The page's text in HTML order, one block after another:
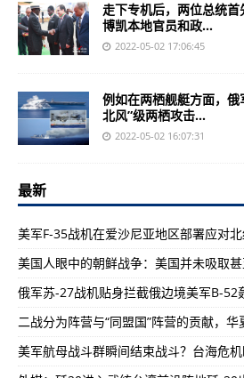
走下专机后，两位总统
博凯本地官员和政...
2022-05-02 17:06:45
例如在两栖舰艇方面，
北风”级两栖攻击...
2022-05-02 16:07:31
最新
美军F-35战机在爱沙尼亚地区部署应对
美国人眼中的朝鲜战争：美国并未吸取
俄军苏-27战机贴身拦截俄边境美军B-52
美军航母战斗群瞬间结束战斗？台海危